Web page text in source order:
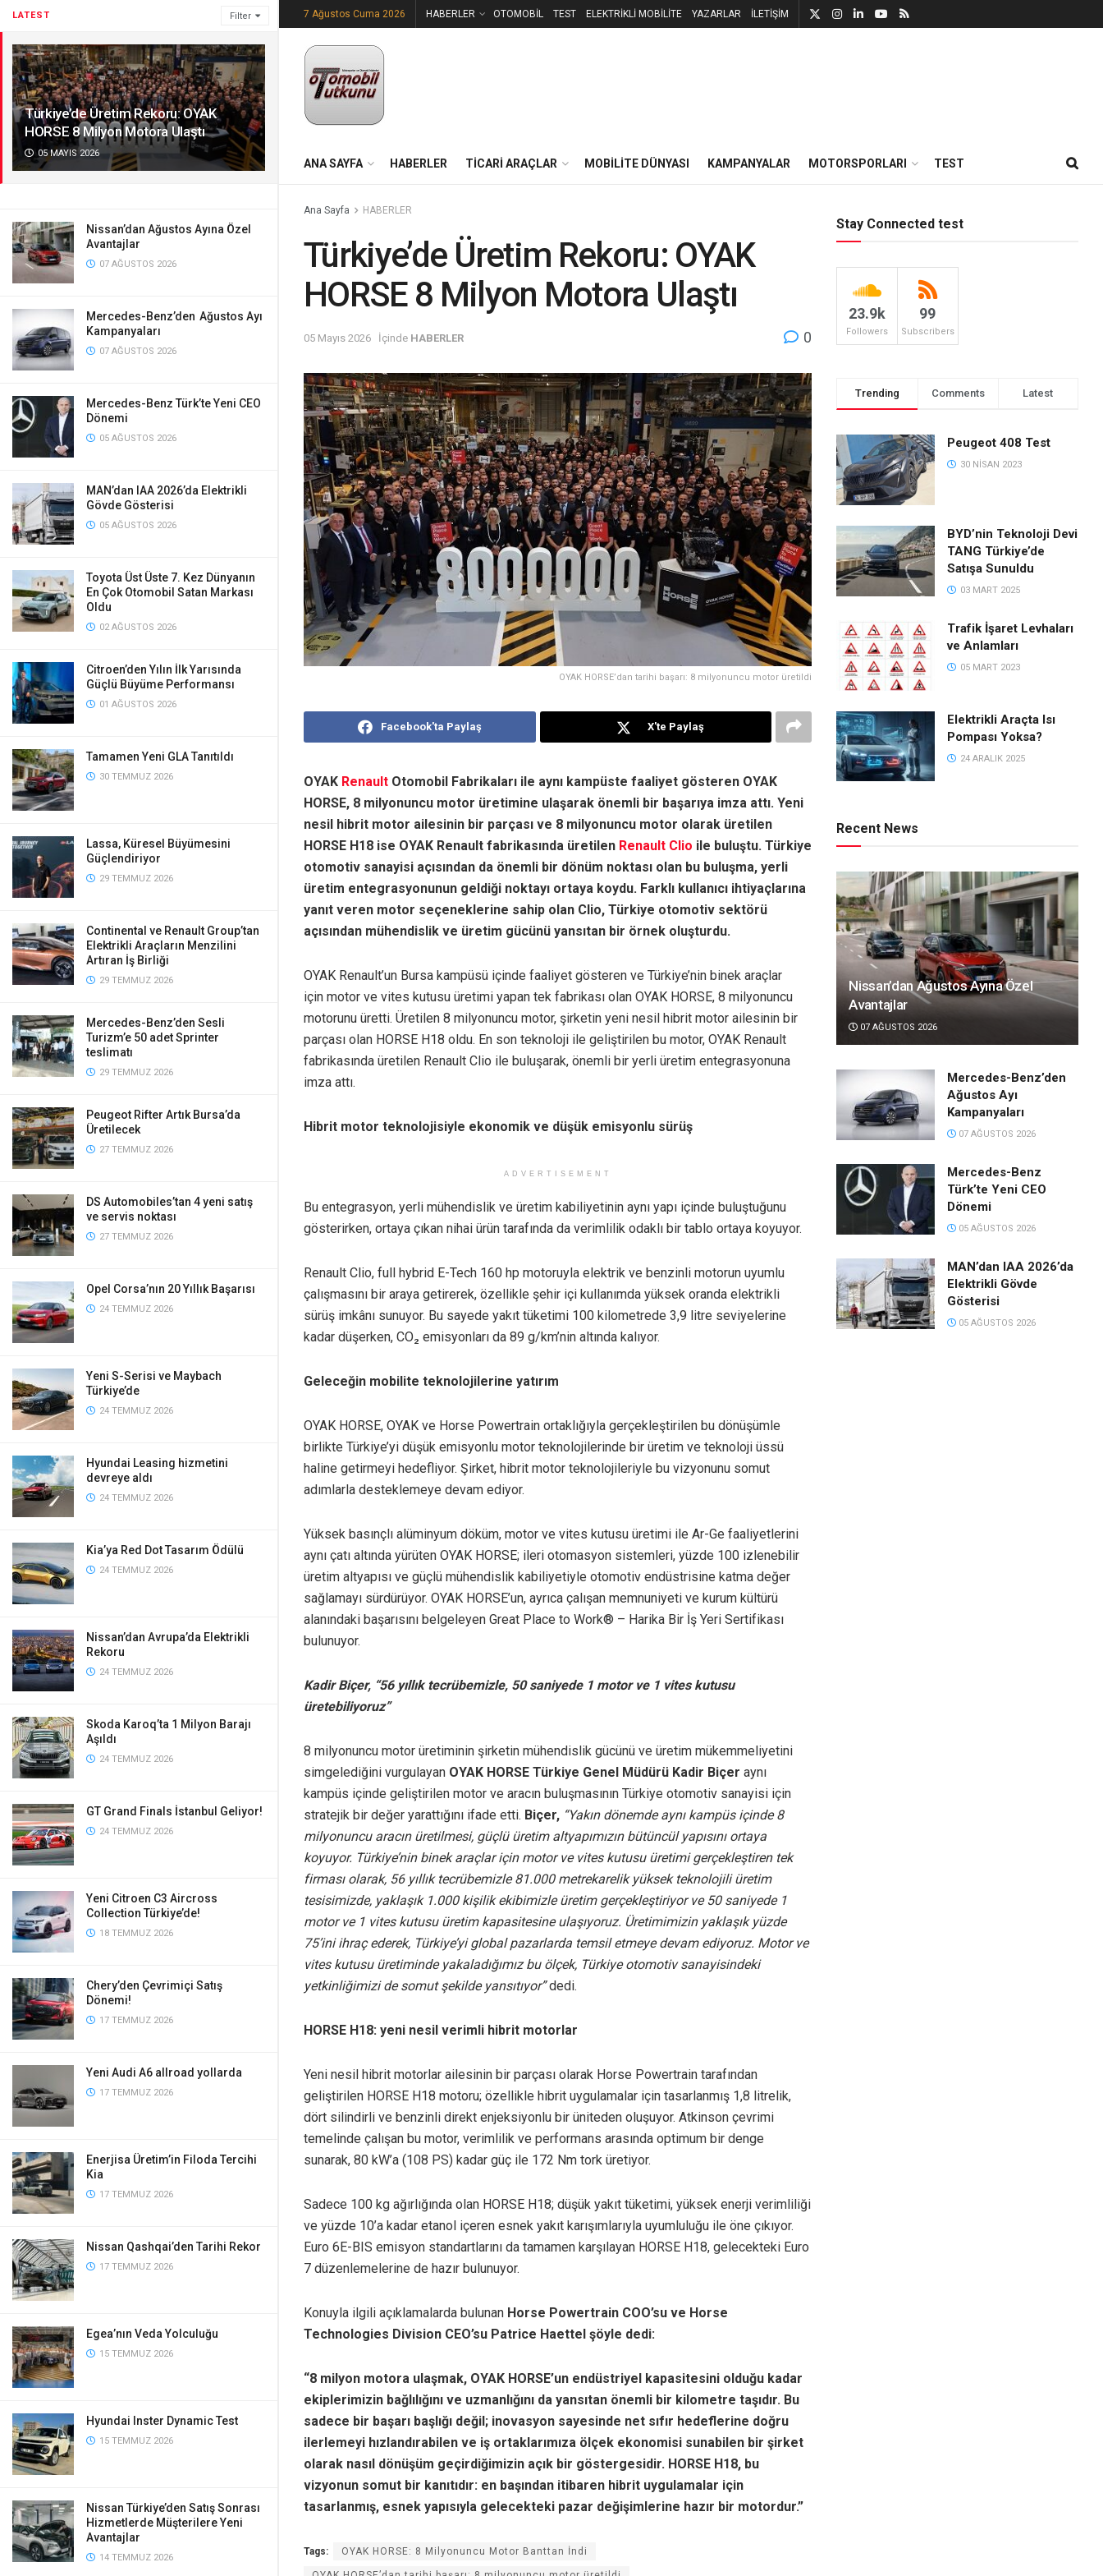
LATEST Filter
Türkiye’de Üretim Rekoru: OYAK
HORSE 8 Milyon Motora Ulaştı
05 MAYIS 2026
Nissan’dan Ağustos Ayına Özel
Avantajlar
07 AĞUSTOS 2026
Mercedes-Benz’den Ağustos Ayı
Kampanyaları
07 AĞUSTOS 2026
Mercedes-Benz Türk’te Yeni CEO
Dönemi
05 AĞUSTOS 2026
MAN’dan IAA 2026’da Elektrikli
Gövde Gösterisi
05 AĞUSTOS 2026
Toyota Üst Üste 7. Kez Dünyanın
En Çok Otomobil Satan Markası
Oldu
02 AĞUSTOS 2026
Citroen’den Yılın İlk Yarısında
Güçlü Büyüme Performansı
01 AĞUSTOS 2026
Tamamen Yeni GLA Tanıtıldı
30 TEMMUZ 2026
Lassa, Küresel Büyümesini
Güçlendiriyor
29 TEMMUZ 2026
Continental ve Renault Group’tan
Elektrikli Araçların Menzilini
Artıran İş Birliği
29 TEMMUZ 2026
Mercedes-Benz’den Sesli
Turizm’e 50 adet Sprinter
teslimatı
29 TEMMUZ 2026
Peugeot Rifter Artık Bursa’da
Üretilecek
27 TEMMUZ 2026
DS Automobiles’tan 4 yeni satış
ve servis noktası
27 TEMMUZ 2026
Opel Corsa’nın 20 Yıllık Başarısı
24 TEMMUZ 2026
Yeni S-Serisi ve Maybach
Türkiye’de
24 TEMMUZ 2026
Hyundai Leasing hizmetini
devreye aldı
24 TEMMUZ 2026
Kia’ya Red Dot Tasarım Ödülü
24 TEMMUZ 2026
Nissan’dan Avrupa’da Elektrikli
Rekoru
24 TEMMUZ 2026
Skoda Karoq’ta 1 Milyon Barajı
Aşıldı
24 TEMMUZ 2026
GT Grand Finals İstanbul Geliyor!
24 TEMMUZ 2026
Yeni Citroen C3 Aircross
Collection Türkiye’de!
18 TEMMUZ 2026
Chery’den Çevrimiçi Satış
Dönemi!
17 TEMMUZ 2026
Yeni Audi A6 allroad yollarda
17 TEMMUZ 2026
Enerjisa Üretim’in Filoda Tercihi
Kia
17 TEMMUZ 2026
Nissan Qashqai’den Tarihi Rekor
17 TEMMUZ 2026
Egea’nın Veda Yolculuğu
15 TEMMUZ 2026
Hyundai Inster Dynamic Test
15 TEMMUZ 2026
Nissan Türkiye’den Satış Sonrası
Hizmetlerde Müşterilere Yeni
Avantajlar
14 TEMMUZ 2026
7 Ağustos Cuma 2026 HABERLER OTOMOBİL TEST ELEKTRİKLİ MOBİLİTE YAZARLAR İLETİŞİM
ANA SAYFA HABERLER TİCARİ ARAÇLAR MOBİLİTE DÜNYASI KAMPANYALAR MOTORSPORLARI TEST
Ana Sayfa HABERLER
Türkiye’de Üretim Rekoru: OYAK
HORSE 8 Milyon Motora Ulaştı
05 Mayıs 2026 İçinde HABERLER 0
OYAK HORSE’dan tarihi başarı: 8 milyonuncu motor üretildi
Facebook'ta Paylaş X'te Paylaş
OYAK Renault Otomobil Fabrikaları ile aynı kampüste faaliyet gösteren OYAK
HORSE, 8 milyonuncu motor üretimine ulaşarak önemli bir başarıya imza attı. Yeni
nesil hibrit motor ailesinin bir parçası ve 8 milyonuncu motor olarak üretilen
HORSE H18 ise OYAK Renault fabrikasında üretilen Renault Clio ile buluştu. Türkiye
otomotiv sanayisi açısından da önemli bir dönüm noktası olan bu buluşma, yerli
üretim entegrasyonunun geldiği noktayı ortaya koydu. Farklı kullanıcı ihtiyaçlarına
yanıt veren motor seçeneklerine sahip olan Clio, Türkiye otomotiv sektörü
açısından mühendislik ve üretim gücünü yansıtan bir örnek oluşturdu.
OYAK Renault’un Bursa kampüsü içinde faaliyet gösteren ve Türkiye’nin binek araçlar
için motor ve vites kutusu üretimi yapan tek fabrikası olan OYAK HORSE, 8 milyonuncu
motorunu üretti. Üretilen 8 milyonuncu motor, şirketin yeni nesil hibrit motor ailesinin bir
parçası olan HORSE H18 oldu. En son teknoloji ile geliştirilen bu motor, OYAK Renault
fabrikasında üretilen Renault Clio ile buluşarak, önemli bir yerli üretim entegrasyonuna
imza attı.
Hibrit motor teknolojisiyle ekonomik ve düşük emisyonlu sürüş
ADVERTISEMENT
Bu entegrasyon, yerli mühendislik ve üretim kabiliyetinin aynı yapı içinde buluştuğunu
gösterirken, ortaya çıkan nihai ürün tarafında da verimlilik odaklı bir tablo ortaya koyuyor.
Renault Clio, full hybrid E-Tech 160 hp motoruyla elektrik ve benzinli motorun uyumlu
çalışmasını bir araya getirerek, özellikle şehir içi kullanımda yüksek oranda elektrikli
sürüş imkânı sunuyor. Bu sayede yakıt tüketimi 100 kilometrede 3,9 litre seviyelerine
kadar düşerken, CO₂ emisyonları da 89 g/km’nin altında kalıyor.
Geleceğin mobilite teknolojilerine yatırım
OYAK HORSE, OYAK ve Horse Powertrain ortaklığıyla gerçekleştirilen bu dönüşümle
birlikte Türkiye’yi düşük emisyonlu motor teknolojilerinde bir üretim ve teknoloji üssü
haline getirmeyi hedefliyor. Şirket, hibrit motor teknolojileriyle bu vizyonunu somut
adımlarla desteklemeye devam ediyor.
Yüksek basınçlı alüminyum döküm, motor ve vites kutusu üretimi ile Ar-Ge faaliyetlerini
aynı çatı altında yürüten OYAK HORSE; ileri otomasyon sistemleri, yüzde 100 izlenebilir
üretim altyapısı ve güçlü mühendislik kabiliyetiyle otomotiv endüstrisine katma değer
sağlamayı sürdürüyor. OYAK HORSE’un, ayrıca çalışan memnuniyeti ve kurum kültürü
alanındaki başarısını belgeleyen Great Place to Work® – Harika Bir İş Yeri Sertifikası
bulunuyor.
Kadir Biçer, “56 yıllık tecrübemizle, 50 saniyede 1 motor ve 1 vites kutusu
üretebiliyoruz”
8 milyonuncu motor üretiminin şirketin mühendislik gücünü ve üretim mükemmeliyetini
simgelediğini vurgulayan OYAK HORSE Türkiye Genel Müdürü Kadir Biçer aynı
kampüs içinde geliştirilen motor ve aracın buluşmasının Türkiye otomotiv sanayisi için
stratejik bir değer yarattığını ifade etti. Biçer, “Yakın dönemde aynı kampüs içinde 8
milyonuncu aracın üretilmesi, güçlü üretim altyapımızın bütüncül yapısını ortaya
koyuyor. Türkiye’nin binek araçlar için motor ve vites kutusu üretimi gerçekleştiren tek
firması olarak, 56 yıllık tecrübemizle 81.000 metrekarelik yüksek teknolojili üretim
tesisimizde, yaklaşık 1.000 kişilik ekibimizle üretim gerçekleştiriyor ve 50 saniyede 1
motor ve 1 vites kutusu üretim kapasitesine ulaşıyoruz. Üretimimizin yaklaşık yüzde
75’ini ihraç ederek, Türkiye’yi global pazarlarda temsil etmeye devam ediyoruz. Motor ve
vites kutusu üretiminde yakaladığımız bu ölçek, Türkiye otomotiv sanayisindeki
yetkinliğimizi de somut şekilde yansıtıyor”dedi.
HORSE H18: yeni nesil verimli hibrit motorlar
Yeni nesil hibrit motorlar ailesinin bir parçası olarak Horse Powertrain tarafından
geliştirilen HORSE H18 motoru; özellikle hibrit uygulamalar için tasarlanmış 1,8 litrelik,
dört silindirli ve benzinli direkt enjeksiyonlu bir üniteden oluşuyor. Atkinson çevrimi
temelinde çalışan bu motor, verimlilik ve performans arasında optimum bir denge
sunarak, 80 kW’a (108 PS) kadar güç ile 172 Nm tork üretiyor.
Sadece 100 kg ağırlığında olan HORSE H18; düşük yakıt tüketimi, yüksek enerji verimliliği
ve yüzde 10’a kadar etanol içeren esnek yakıt karışımlarıyla uyumluluğu ile öne çıkıyor.
Euro 6E-BIS emisyon standartlarını da tamamen karşılayan HORSE H18, gelecekteki Euro
7 düzenlemelerine de hazır bulunuyor.
Konuyla ilgili açıklamalarda bulunan Horse Powertrain COO’su ve Horse
Technologies Division CEO’su Patrice Haettel şöyle dedi:
“8 milyon motora ulaşmak, OYAK HORSE’un endüstriyel kapasitesini olduğu kadar
ekiplerimizin bağlılığını ve uzmanlığını da yansıtan önemli bir kilometre taşıdır. Bu
sadece bir başarı başlığı değil; inovasyon sayesinde net sıfır hedeflerine doğru
ilerlemeyi hızlandırabilen ve iş ortaklarımıza ölçek ekonomisi sunabilen bir şirket
olarak nasıl dönüşüm geçirdiğimizin açık bir göstergesidir. HORSE H18, bu
vizyonun somut bir kanıtıdır: en başından itibaren hibrit uygulamalar için
tasarlanmış, esnek yapısıyla gelecekteki pazar değişimlerine hazır bir motordur.”
Tags: OYAK HORSE: 8 Milyonuncu Motor Banttan İndi
Stay Connected test
23.9k
Followers
99
Subscribers
Trending Comments Latest
Peugeot 408 Test
30 NISAN 2023
BYD’nin Teknoloji Devi
TANG Türkiye’de
Satışa Sunuldu
03 MART 2025
Trafik İşaret Levhaları
ve Anlamları
05 MART 2023
Elektrikli Araçta Isı
Pompası Yoksa?
24 ARALIK 2025
Recent News
Nissan’dan Ağustos Ayına Özel
Avantajlar
07 AĞUSTOS 2026
Mercedes-Benz’den
Ağustos Ayı
Kampanyaları
07 AĞUSTOS 2026
Mercedes-Benz
Türk’te Yeni CEO
Dönemi
05 AĞUSTOS 2026
MAN’dan IAA 2026’da
Elektrikli Gövde
Gösterisi
05 AĞUSTOS 2026